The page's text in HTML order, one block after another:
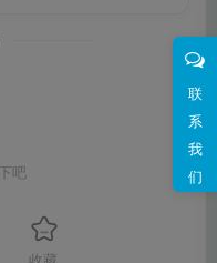
联
系
我
们
千里万里，此刻却围坐
的地方——有人说起日
山海，在他乡落地生
从事文化传播工作的，
中国武术介绍到了北
吧